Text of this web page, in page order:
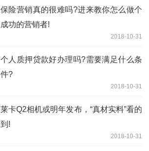
保险营销真的很难吗?进来教你怎么做个
成功的营销者!
2018-10-31
个人质押贷款好办理吗?需要满足什么条
件?
2018-10-31
莱卡Q2相机或明年发布，“真材实料”看的
到!
2018-10-31